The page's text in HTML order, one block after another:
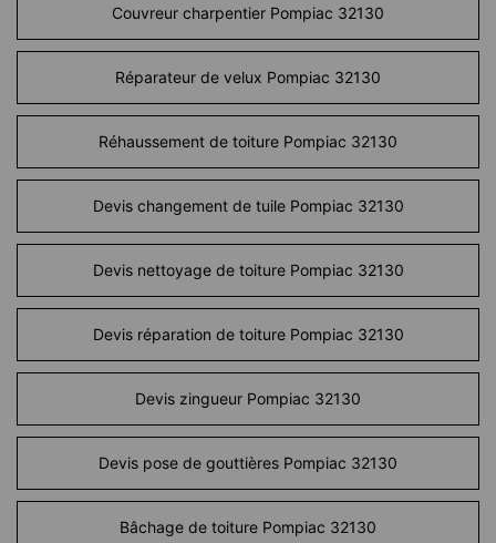
Couvreur charpentier Pompiac 32130
Réparateur de velux Pompiac 32130
Réhaussement de toiture Pompiac 32130
Devis changement de tuile Pompiac 32130
Devis nettoyage de toiture Pompiac 32130
Devis réparation de toiture Pompiac 32130
Devis zingueur Pompiac 32130
Devis pose de gouttières Pompiac 32130
Bâchage de toiture Pompiac 32130